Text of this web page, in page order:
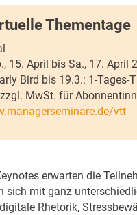
Thementage
15. April bis Sa., 17. April
Bird bis 19.3.: 1-
MwSt. für
vtt
erwarten die
sich mit ganz
Rhetorik,